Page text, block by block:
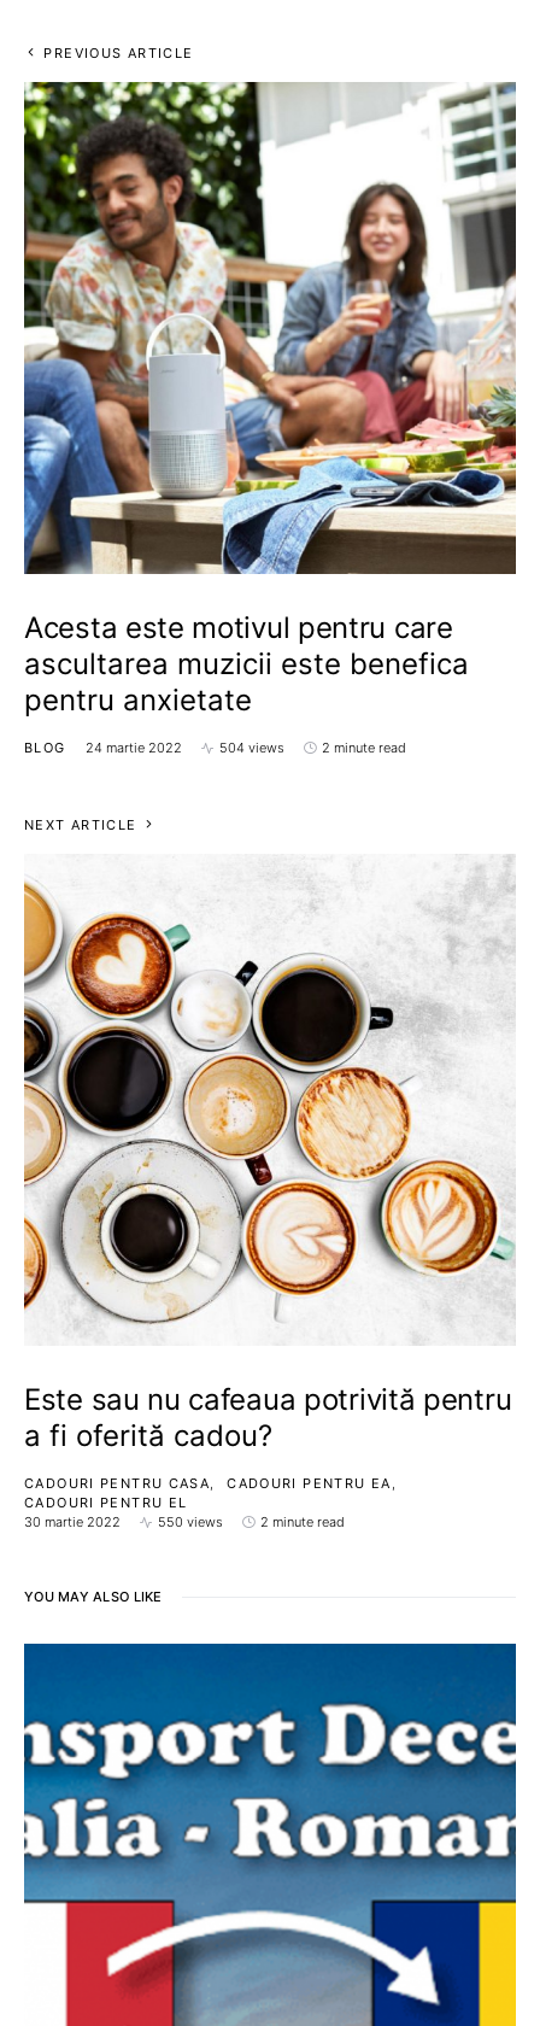
PREVIOUS ARTICLE
Acesta este motivul pentru care
ascultarea muzicii este benefica
pentru anxietate
BLOG 24 martie 2022 504 views 2 minute read
NEXT ARTICLE
Este sau nu cafeaua potrivită pentru
a fi oferită cadou?
CADOURI PENTRU CASA
CADOURI PENTRU EA
CADOURI PENTRU EL
30 martie 2022
550 views 2 minute read
YOU MAY ALSO LIKE